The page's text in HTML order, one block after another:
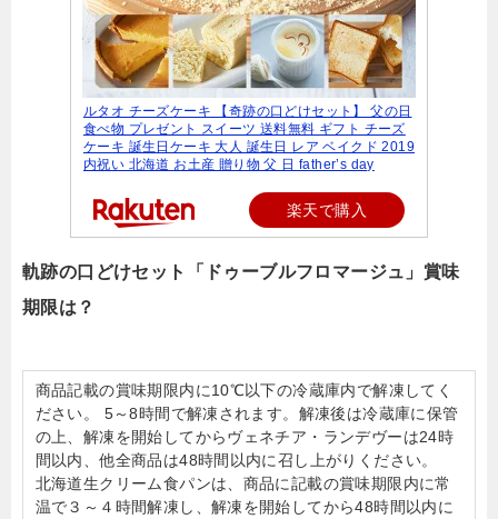
ルタオ チーズケーキ 【奇跡の口どけセット】 父の日
食べ物 プレゼント スイーツ 送料無料 ギフト チーズ
ケーキ 誕生日ケーキ 大人 誕生日 レア ベイクド 2019
内祝い 北海道 お土産 贈り物 父 日 father’s day
楽天で購入
軌跡の口どけセット「ドゥーブルフロマージュ」賞味
期限は？
商品記載の賞味期限内に10℃以下の冷蔵庫内で解凍してく
ださい。 5～8時間で解凍されます。解凍後は冷蔵庫に保管
の上、解凍を開始してからヴェネチア・ランデヴーは24時
間以内、他全商品は48時間以内に召し上がりください。
北海道生クリーム食パンは、商品に記載の賞味期限内に常
温で３～４時間解凍し、解凍を開始してから48時間以内に